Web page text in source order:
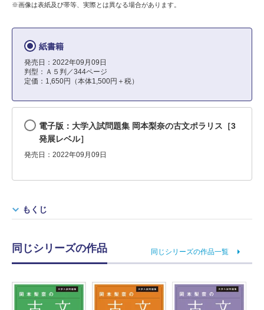
※画像は表紙及び帯等、実際とは異なる場合があります。
紙書籍
発売日：2022年09月09日
判型：Ａ５判／344ページ
定価：1,650円（本体1,500円＋税）
電子版：大学入試問題集 岡本梨奈の古文ポラリス［3
発展レベル］
発売日：2022年09月09日
もくじ
同じシリーズの作品 同じシリーズの作品一覧